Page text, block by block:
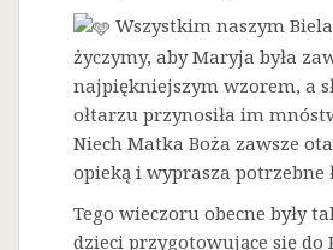
Wszystkim naszym
życzymy, aby Maryja była
najpiękniejszym wzorem, a
ołtarzu przynosiła im
Niech Matka Boża zawsze
opieką i wyprasza potrzebne
Tego wieczoru obecne były
dzieci przygotowujące się do